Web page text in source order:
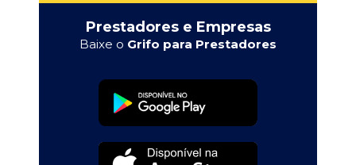
Prestadores e Empresas
Baixe o Grifo para Prestadores